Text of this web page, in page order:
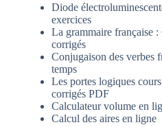
Diode
exercices
La grammaire française :
corrigés
Conjugaison des verbes
temps
Les portes logiques
corrigés PDF
Calculateur volume en
Calcul des aires en ligne